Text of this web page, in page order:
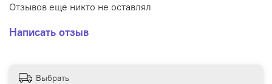
Отзывов еще никто не оставлял
Написать отзыв
Выбрать